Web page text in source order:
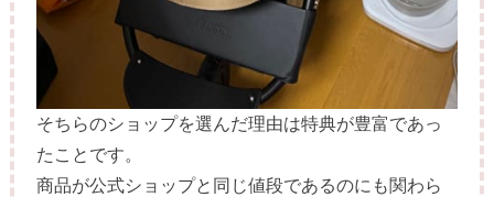
そちらのショップを選んだ理由は特典が豊富であっ
たことです。
商品が公式ショップと同じ値段であるのにも関わら